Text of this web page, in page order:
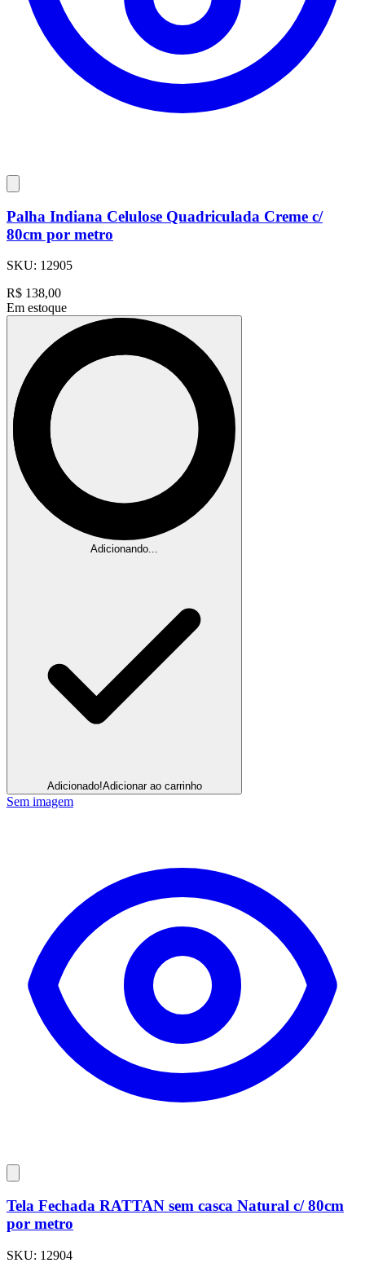
Palha Indiana Celulose Quadriculada Creme c/
80cm por metro
SKU: 12905
R$ 138,00
Em estoque
Adicionando...
Adicionado!Adicionar ao carrinho
Sem imagem
Tela Fechada RATTAN sem casca Natural c/ 80cm
por metro
SKU: 12904